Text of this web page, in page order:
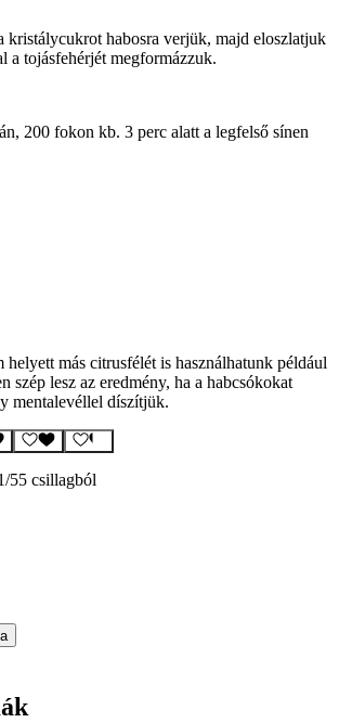
kristálycukrot habosra verjük, majd eloszlatjuk
a tojásfehérjét megformázzuk.
200 fokon kb. 3 perc alatt a legfelső sínen
helyett más citrusfélét is használhatunk például
szép lesz az eredmény, ha a habcsókokat
mentalevéllel díszítjük.
/55 csillagból